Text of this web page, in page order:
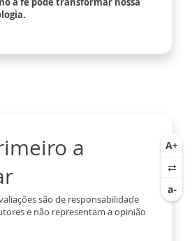
a
são de responsabilidade
e não representam a opinião